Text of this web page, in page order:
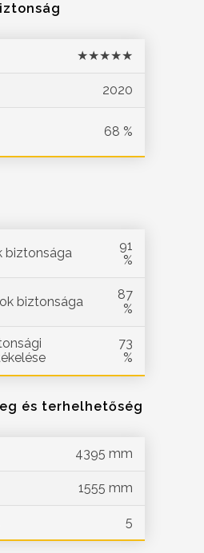
★★★★★
2020
68 %
biztonsága
91
%
biztonsága
87
%
73
%
és terhelhetőség
4395 mm
1555 mm
5